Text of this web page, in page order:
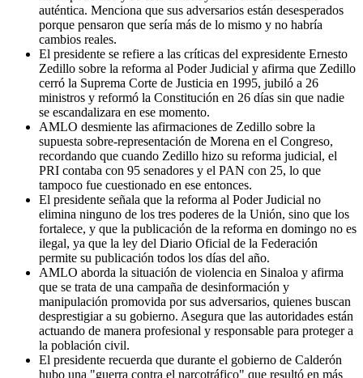
auténtica. Menciona que sus adversarios están desesperados
porque pensaron que sería más de lo mismo y no habría
cambios reales.
El presidente se refiere a las críticas del expresidente Ernesto
Zedillo sobre la reforma al Poder Judicial y afirma que Zedillo
cerró la Suprema Corte de Justicia en 1995, jubiló a 26
ministros y reformó la Constitución en 26 días sin que nadie
se escandalizara en ese momento.
AMLO desmiente las afirmaciones de Zedillo sobre la
supuesta sobre-representación de Morena en el Congreso,
recordando que cuando Zedillo hizo su reforma judicial, el
PRI contaba con 95 senadores y el PAN con 25, lo que
tampoco fue cuestionado en ese entonces.
El presidente señala que la reforma al Poder Judicial no
elimina ninguno de los tres poderes de la Unión, sino que los
fortalece, y que la publicación de la reforma en domingo no es
ilegal, ya que la ley del Diario Oficial de la Federación
permite su publicación todos los días del año.
AMLO aborda la situación de violencia en Sinaloa y afirma
que se trata de una campaña de desinformación y
manipulación promovida por sus adversarios, quienes buscan
desprestigiar a su gobierno. Asegura que las autoridades están
actuando de manera profesional y responsable para proteger a
la población civil.
El presidente recuerda que durante el gobierno de Calderón
hubo una "guerra contra el narcotráfico" que resultó en más